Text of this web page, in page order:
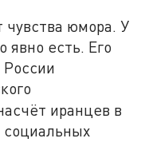
чувства юмора. У
явно есть. Его
России
иранцев в